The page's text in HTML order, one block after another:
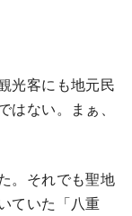
光客にも地元民
ない。まぁ、
。それでも聖地
ていた「八重